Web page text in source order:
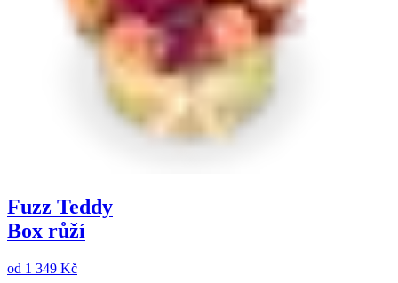
Fuzz Teddy
Box růží
od 1 349 Kč